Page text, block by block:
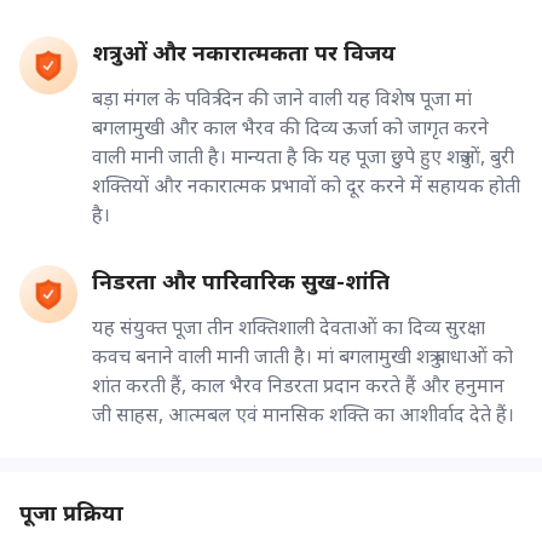
शत्रुओं और नकारात्मकता पर विजय
बड़ा मंगल के पवित्र दिन की जाने वाली यह विशेष पूजा मां
बगलामुखी और काल भैरव की दिव्य ऊर्जा को जागृत करने
वाली मानी जाती है। मान्यता है कि यह पूजा छुपे हुए शत्रुओं, बुरी
शक्तियों और नकारात्मक प्रभावों को दूर करने में सहायक होती
है।
निडरता और पारिवारिक सुख-शांति
यह संयुक्त पूजा तीन शक्तिशाली देवताओं का दिव्य सुरक्षा
कवच बनाने वाली मानी जाती है। मां बगलामुखी शत्रु बाधाओं को
शांत करती हैं, काल भैरव निडरता प्रदान करते हैं और हनुमान
जी साहस, आत्मबल एवं मानसिक शक्ति का आशीर्वाद देते हैं।
पूजा प्रक्रिया